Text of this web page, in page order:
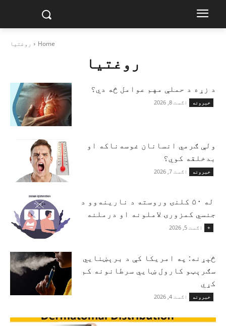
Home روغتیا
روغتیا
د زړه د حملې مهم عوامل څه دي؟
خبرونه اګست 8, 2026
ولې ګرمي انسانان غوسه‌ناکه او
بدخلقه کوي؟
خبرونه اګست 7, 2026
له ۵۰ کلنۍ وروسته د نارینه‌وو د
جنسي کمزورۍ لاملونه او درملنه
+ اګست 5, 2026
څېړنه: په امریکا کې د برېښنايي
سګرېټو کارول ښايي سرطانونه کم
کړي
خبرونه اګست 4, 2026